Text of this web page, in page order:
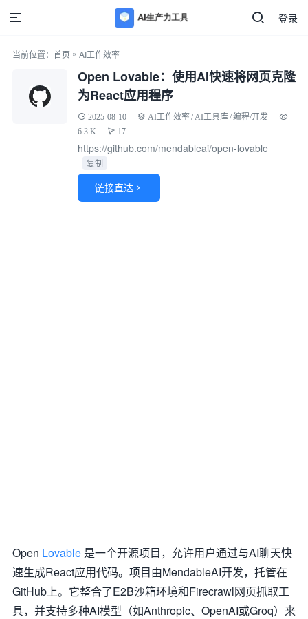
登录
当前位置： 首页 » AI工作效率
Open Lovable：使用AI快速将网页克隆
为React应用程序
2025-08-10 AI工作效率/ AI工具库/编程/开发
6.3 K
17
https://github.com/mendableai/open-lovable
复制
链接直达 
Open Lovable 是一个开源项目，允许用户通过与AI聊天快
速生成React应用代码。项目由MendableAI开发，托管在
GitHub上。它整合了E2B沙箱环境和Firecrawl网页抓取工
具，并支持多种AI模型（如Anthropic、OpenAI或Groq）来